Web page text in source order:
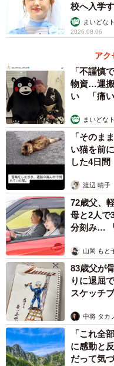
校へ入学
まいどな
2026.08.06
アク
「不謹慎
物資…運搬
い 「痛い
まいどな
「そのま
い猫を前
した4日
渡辺 晴子
72歳父、
母と2人
分刻み…
山岡 もと
83歳父が
りに退屈
スケッチ
中将 タカ
「これ全
に感動と
だって気づ